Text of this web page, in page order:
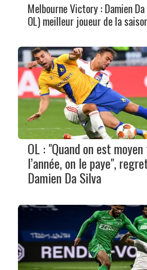
Melbourne Victory : Damien
OL) meilleur joueur de la
OL : "Quand on est
l’année, on le paye",
Damien Da Silva